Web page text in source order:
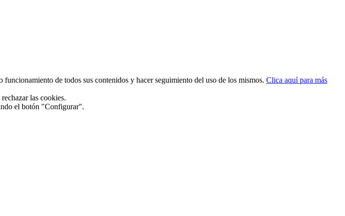
de todos sus contenidos y hacer seguimiento del uso de los mismos. Clica aquí para más
las cookies.
el botón "Configurar".